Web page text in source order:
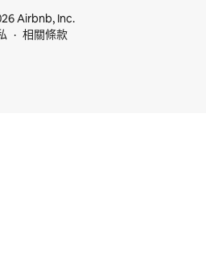
Airbnb, Inc.
相關條款